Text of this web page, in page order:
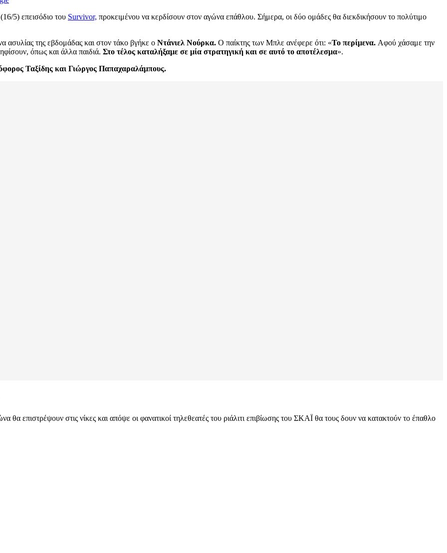
5) επεισόδιο του Survivor, προκειμένου να κερδίσουν στον αγώνα επάθλου. Σήμερα, οι δύο ομάδες θα διεκδικήσουν το πολύτιμο
ασυλίας της εβδομάδας και στον τάκο βγήκε ο Ντάνιελ Νούρκα. Ο παίκτης των Μπλε ανέφερε ότι: «Το περίμενα. Αφού χάσαμε την
όπως και άλλα παιδιά. Στο τέλος καταλήξαμε σε μία στρατηγική και σε αυτό το αποτέλεσμα».
Ταξίδης και Γιώργος Παπαχαραλάμπους.
θα επιστρέψουν στις νίκες και απόψε οι φανατικοί τηλεθεατές του ριάλιτι επιβίωσης του ΣΚΑΪ θα τους δουν να κατακτούν το έπαθλο